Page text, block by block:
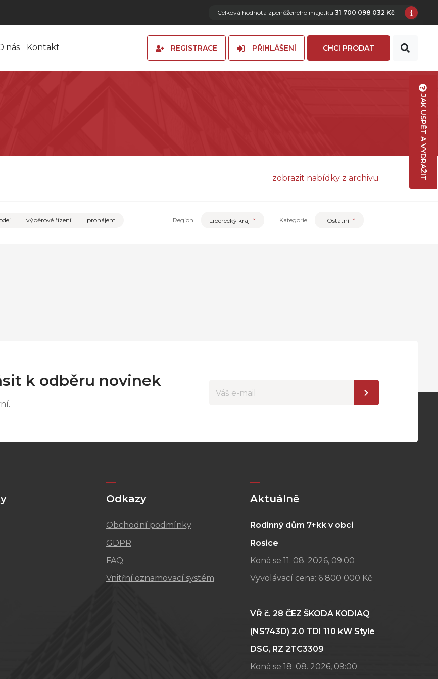
Celková hodnota zpeněženého majetku 31 700 098 032 Kč
nás Kontakt REGISTRACE PŘIHLÁŠENÍ CHCI PRODAT
zobrazit nabídky z archivu
výběrové řízení pronájem Region Liberecký kraj Kategorie - Ostatní
JAK USPĚT A VYDRAŽIT
k odběru novinek
Odkazy
Obchodní podmínky
GDPR
FAQ
Vnitřní oznamovací systém
Aktuálně
Rodinný dům 7+kk v obci
Rosice
Koná se 11. 08. 2026, 09:00
Vyvolávací cena: 6 800 000 Kč
VŘ č. 28 ČEZ ŠKODA KODIAQ
(NS743D) 2.0 TDI 110 kW Style
DSG, RZ 2TC3309
Koná se 18. 08. 2026, 09:00